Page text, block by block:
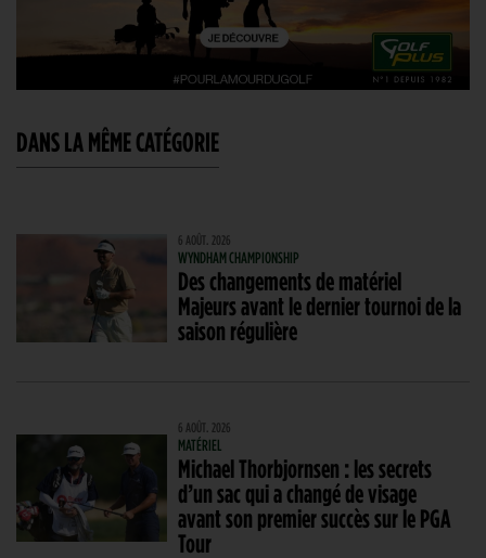
DANS LA MÊME CATÉGORIE
6 AOÛT. 2026
WYNDHAM CHAMPIONSHIP
Des changements de matériel
Majeurs avant le dernier tournoi de la
saison régulière
6 AOÛT. 2026
MATÉRIEL
Michael Thorbjornsen : les secrets
d’un sac qui a changé de visage
avant son premier succès sur le PGA
Tour